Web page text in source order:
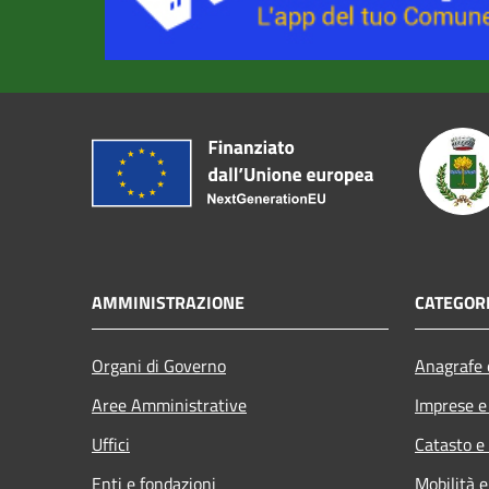
AMMINISTRAZIONE
Organi di Governo
Aree Amministrative
Uffici
Enti e fondazioni
Imprese
Catasto
Mobilità